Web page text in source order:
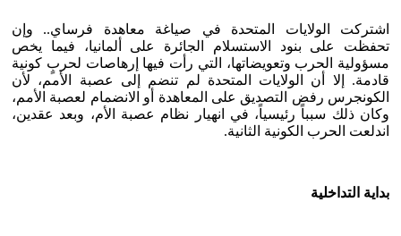
اشتركت الولايات المتحدة في صياغة معاهدة فرساي.. وإن
تحفظت على بنود الاستسلام الجائرة على ألمانيا، فيما يخص
مسؤولية الحرب وتعويضاتها، التي رأت فيها إرهاصات لحربٍ كونية
قادمة. إلا أن الولايات المتحدة لم تنضم إلى عصبة الأمم، لأن
الكونجرس رفض التصديق على المعاهدة أو الانضمام لعصبة الأمم،
وكان ذلك سبباً رئيسياً، في انهيار نظام عصبة الأم، وبعد عقدين،
اندلعت الحرب الكونية الثانية.
بداية التداخلية